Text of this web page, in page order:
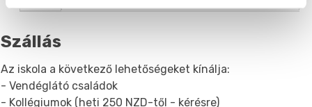
Szállás
Az iskola a következő lehetőségeket kínálja:
- Vendéglátó családok
- Kollégiumok (heti 250 NZD-től - kérésre)